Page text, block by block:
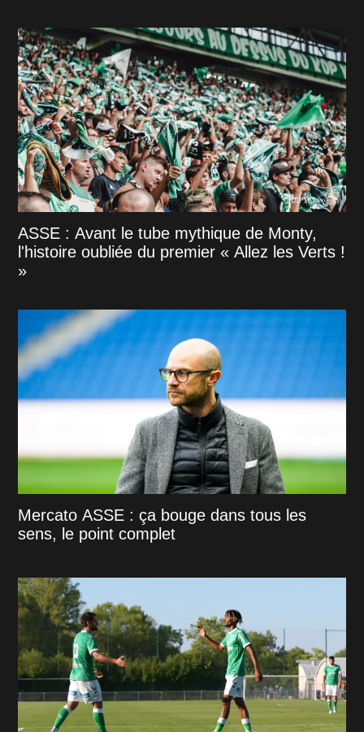
ASSE : Avant le tube mythique de Monty,
l'histoire oubliée du premier « Allez les Verts !
»
Mercato ASSE : ça bouge dans tous les
sens, le point complet